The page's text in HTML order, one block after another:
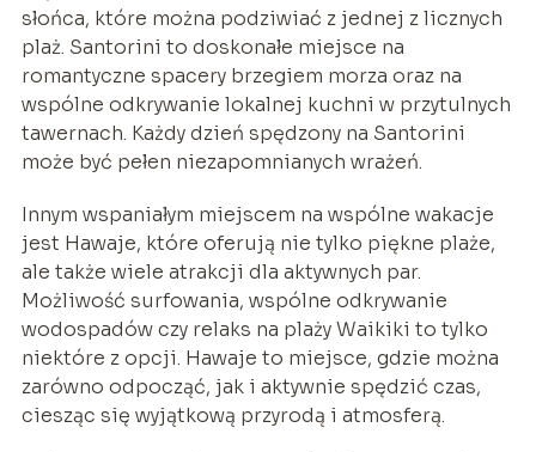
słońca, które można podziwiać z jednej z licznych
plaż. Santorini to doskonałe miejsce na
romantyczne spacery brzegiem morza oraz na
wspólne odkrywanie lokalnej kuchni w przytulnych
tawernach. Każdy dzień spędzony na Santorini
może być pełen niezapomnianych wrażeń.
Innym wspaniałym miejscem na wspólne wakacje
jest Hawaje, które oferują nie tylko piękne plaże,
ale także wiele atrakcji dla aktywnych par.
Możliwość surfowania, wspólne odkrywanie
wodospadów czy relaks na plaży Waikiki to tylko
niektóre z opcji. Hawaje to miejsce, gdzie można
zarówno odpocząć, jak i aktywnie spędzić czas,
ciesząc się wyjątkową przyrodą i atmosferą.